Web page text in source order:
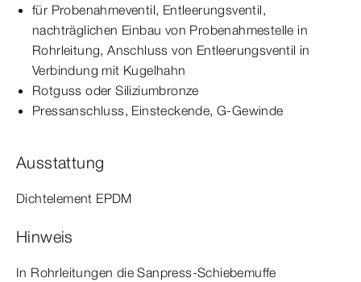
für Probenahmeventil, Entleerungsventil,
nachträglichen Einbau von Probenahmestelle in
Rohrleitung, Anschluss von Entleerungsventil in
Verbindung mit Kugelhahn
Rotguss oder Siliziumbronze
Press­anschluss, Einsteckende, G-​Gewinde
Ausstattung
Dicht­element EPDM
Hinweis
In Rohrleitungen die Sanpress-​Schiebemuffe